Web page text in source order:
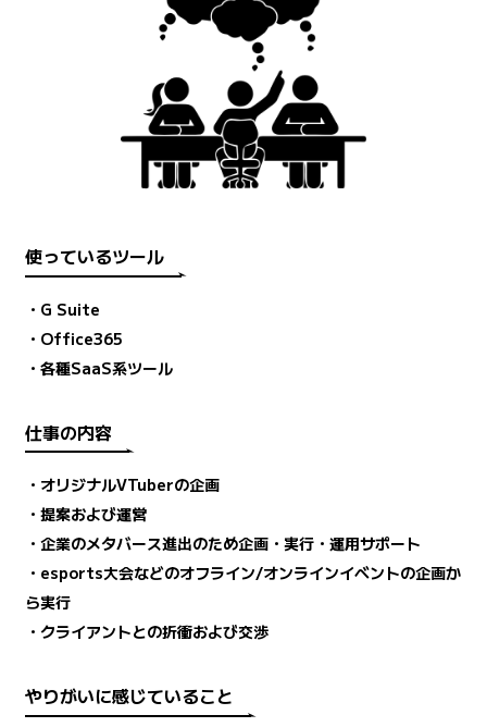
使っているツール
・G Suite
・Office365
・各種SaaS系ツール
仕事の内容
・オリジナルVTuberの企画
・提案および運営
・企業のメタバース進出のため企画・実行・運用サポート
・esports大会などのオフライン/オンラインイベントの企画か
ら実行
・クライアントとの折衝および交渉
やりがいに感じていること